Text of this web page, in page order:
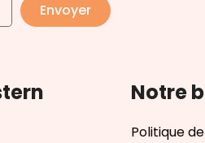
Envoyer
Notre
Politique